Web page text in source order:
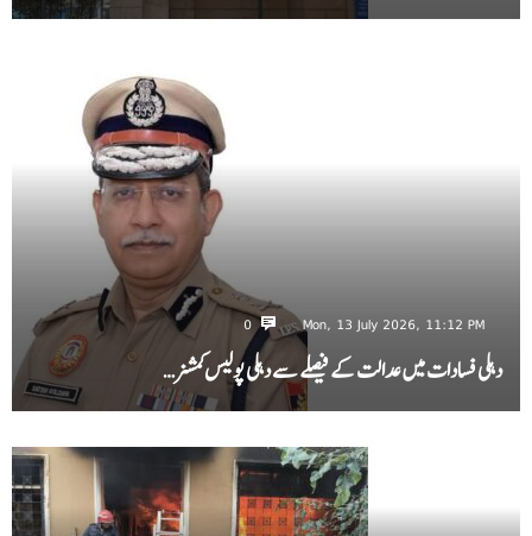
Mon, 13 July 2026, 11:12 PM
0
دہلی فسادات میں عدالت کے فیصلے سے دہلی پولیس کمشنر…